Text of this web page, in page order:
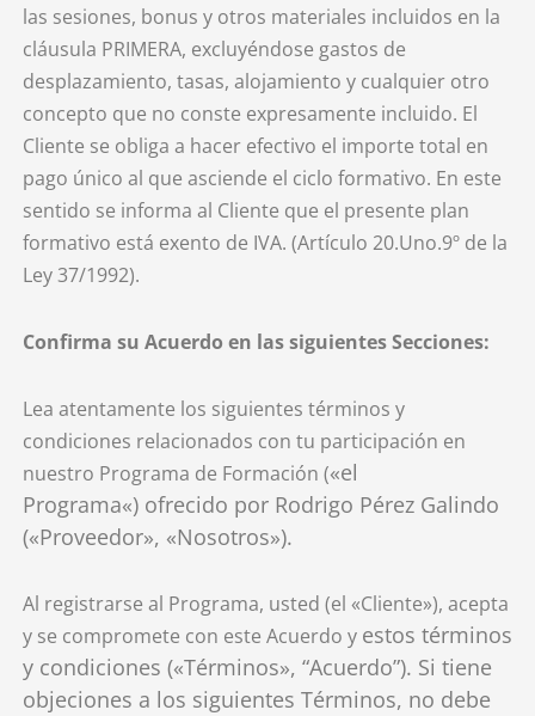
las sesiones, bonus y otros materiales incluidos en la
cláusula PRIMERA, excluyéndose gastos de
desplazamiento, tasas, alojamiento y cualquier otro
concepto que no conste expresamente incluido. El
Cliente se obliga a hacer efectivo el importe total en
pago único al que asciende el ciclo formativo. En este
sentido se informa al Cliente que el presente plan
formativo está exento de IVA. (Artículo 20.Uno.9º de la
Ley 37/1992).
Confirma su Acuerdo en las siguientes Secciones:
Lea atentamente los siguientes términos y
condiciones relacionados con tu participación en
nuestro Programa de Formación («el
Programa«)ofrecido por Rodrigo Pérez Galindo
(«Proveedor», «Nosotros»).
Al registrarse al Programa, usted (el «Cliente»), acepta
y se compromete con este Acuerdo y estos términos
y condiciones («Términos», “Acuerdo”). Si tiene
objeciones a los siguientes Términos, no debe